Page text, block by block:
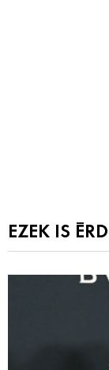
EZEK IS